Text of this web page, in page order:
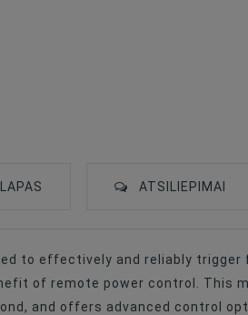
ATSILIEPIMAI
to effectively and reliably trigger
of remote power control. This
and offers advanced control